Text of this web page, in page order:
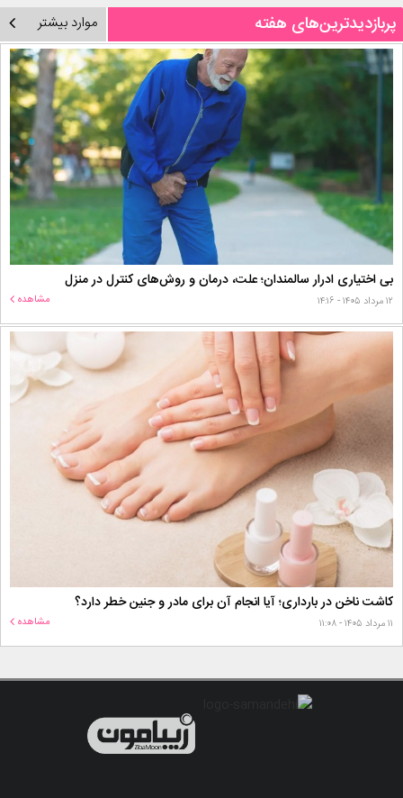
پربازدیدترین‌های هفته موارد بیشتر
بی اختیاری ادرار سالمندان؛ علت، درمان و روش‌های کنترل در منزل
۱۲ مرداد ۱۴۰۵ - ۱۴:۱۶ مشاهده
کاشت ناخن در بارداری؛ آیا انجام آن برای مادر و جنین خطر دارد؟
۱۱ مرداد ۱۴۰۵ - ۱۱:۰۸ مشاهده